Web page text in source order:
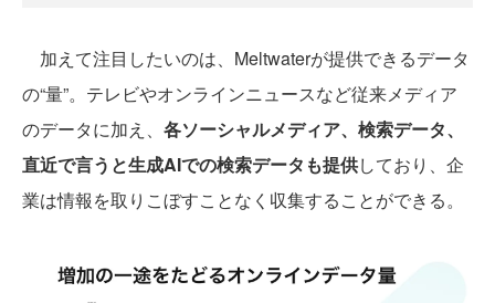
加えて注目したいのは、Meltwaterが提供できるデータ
の“量”。テレビやオンラインニュースなど従来メディア
のデータに加え、 各ソーシャルメディア、検索データ、
直近で言うと生成AIでの検索データも提供しており、企
業は情報を取りこぼすことなく収集することができる。